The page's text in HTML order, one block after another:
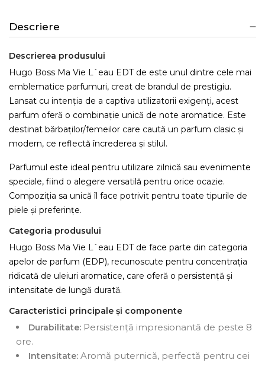
Descriere
Descrierea produsului
Hugo Boss Ma Vie L`eau EDT de este unul dintre cele mai
emblematice parfumuri, creat de brandul de prestigiu.
Lansat cu intenția de a captiva utilizatorii exigenți, acest
parfum oferă o combinație unică de note aromatice. Este
destinat bărbaților/femeilor care caută un parfum clasic și
modern, ce reflectă încrederea și stilul.
Parfumul este ideal pentru utilizare zilnică sau evenimente
speciale, fiind o alegere versatilă pentru orice ocazie.
Compoziția sa unică îl face potrivit pentru toate tipurile de
piele și preferințe.
Categoria produsului
Hugo Boss Ma Vie L`eau EDT de face parte din categoria
apelor de parfum (EDP), recunoscute pentru concentrația
ridicată de uleiuri aromatice, care oferă o persistență și
intensitate de lungă durată.
Caracteristici principale și componente
Durabilitate: Persistență impresionantă de peste 8
ore.
Intensitate: Aromă puternică, perfectă pentru cei